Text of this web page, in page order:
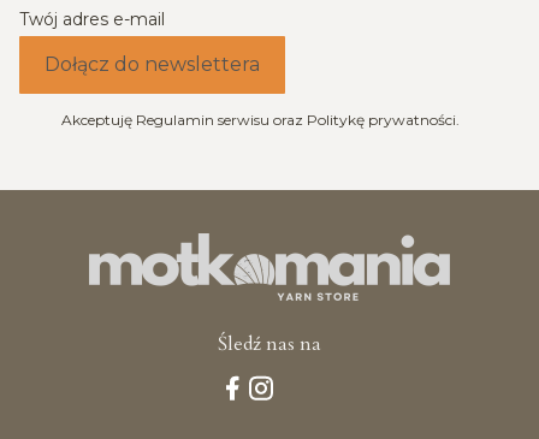
Twój adres e-mail
Dołącz do newslettera
Akceptuję Regulamin serwisu oraz Politykę prywatności.
Śledź nas na